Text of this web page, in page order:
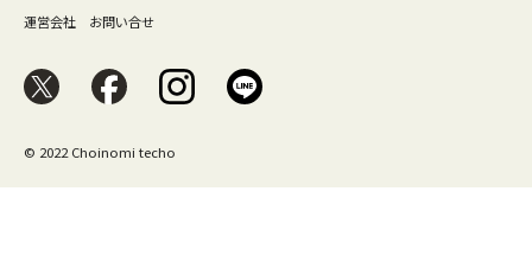
運営会社 お問い合せ
© 2022 Choinomi techo